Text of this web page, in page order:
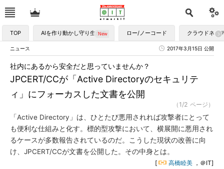
TOP AIを作り動かし守り生かす ロー/ノーコード クラウドネイ
ニュース 2017年3月15日 公開
JPCERT/CCが「Active Directoryのセキュリテ
ィ」にフォーカスした文書を公開
社内にあるから安全だと思っていませんか？
（1/2 ページ）
「Active Directory」は、ひとたび悪用されれば攻撃者にとって
も便利な仕組みと化す。標的型攻撃において、横展開に悪用され
るケースが多数報告されているのだ。こうした現状の改善に向
け、JPCERT/CCが文書を公開した。その中身とは。
[ 高橋睦美 ，＠IT]